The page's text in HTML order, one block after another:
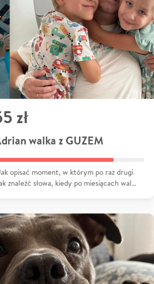
zł
walka z GUZEM
opisać moment, w którym po raz drugi
znaleźć słowa, kiedy po miesiącach wal…